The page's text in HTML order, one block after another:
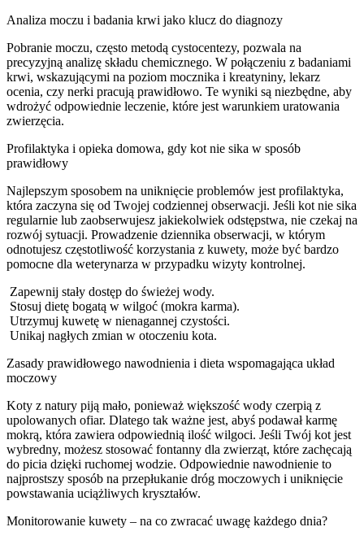
Analiza moczu i badania krwi jako klucz do diagnozy
Pobranie moczu, często metodą cystocentezy, pozwala na
precyzyjną analizę składu chemicznego. W połączeniu z badaniami
krwi, wskazującymi na poziom mocznika i kreatyniny, lekarz
ocenia, czy nerki pracują prawidłowo. Te wyniki są niezbędne, aby
wdrożyć odpowiednie leczenie, które jest warunkiem uratowania
zwierzęcia.
Profilaktyka i opieka domowa, gdy kot nie sika w sposób
prawidłowy
Najlepszym sposobem na uniknięcie problemów jest profilaktyka,
która zaczyna się od Twojej codziennej obserwacji. Jeśli kot nie sika
regularnie lub zaobserwujesz jakiekolwiek odstępstwa, nie czekaj na
rozwój sytuacji. Prowadzenie dziennika obserwacji, w którym
odnotujesz częstotliwość korzystania z kuwety, może być bardzo
pomocne dla weterynarza w przypadku wizyty kontrolnej.
Zapewnij stały dostęp do świeżej wody.
Stosuj dietę bogatą w wilgoć (mokra karma).
Utrzymuj kuwetę w nienagannej czystości.
Unikaj nagłych zmian w otoczeniu kota.
Zasady prawidłowego nawodnienia i dieta wspomagająca układ
moczowy
Koty z natury piją mało, ponieważ większość wody czerpią z
upolowanych ofiar. Dlatego tak ważne jest, abyś podawał karmę
mokrą, która zawiera odpowiednią ilość wilgoci. Jeśli Twój kot jest
wybredny, możesz stosować fontanny dla zwierząt, które zachęcają
do picia dzięki ruchomej wodzie. Odpowiednie nawodnienie to
najprostszy sposób na przepłukanie dróg moczowych i uniknięcie
powstawania uciążliwych kryształów.
Monitorowanie kuwety – na co zwracać uwagę każdego dnia?